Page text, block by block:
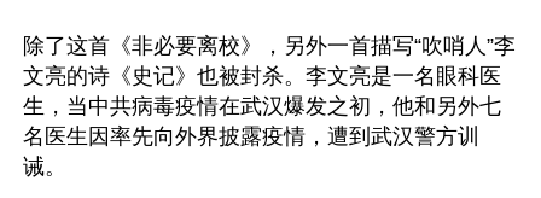
除了这首《非必要离校》，另外一首描写“吹哨人”李
文亮的诗《史记》也被封杀。李文亮是一名眼科医
生，当中共病毒疫情在武汉爆发之初，他和另外七
名医生因率先向外界披露疫情，遭到武汉警方训
诫。